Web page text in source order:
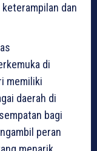
dan
di
memiliki
daerah di
bagi
peran